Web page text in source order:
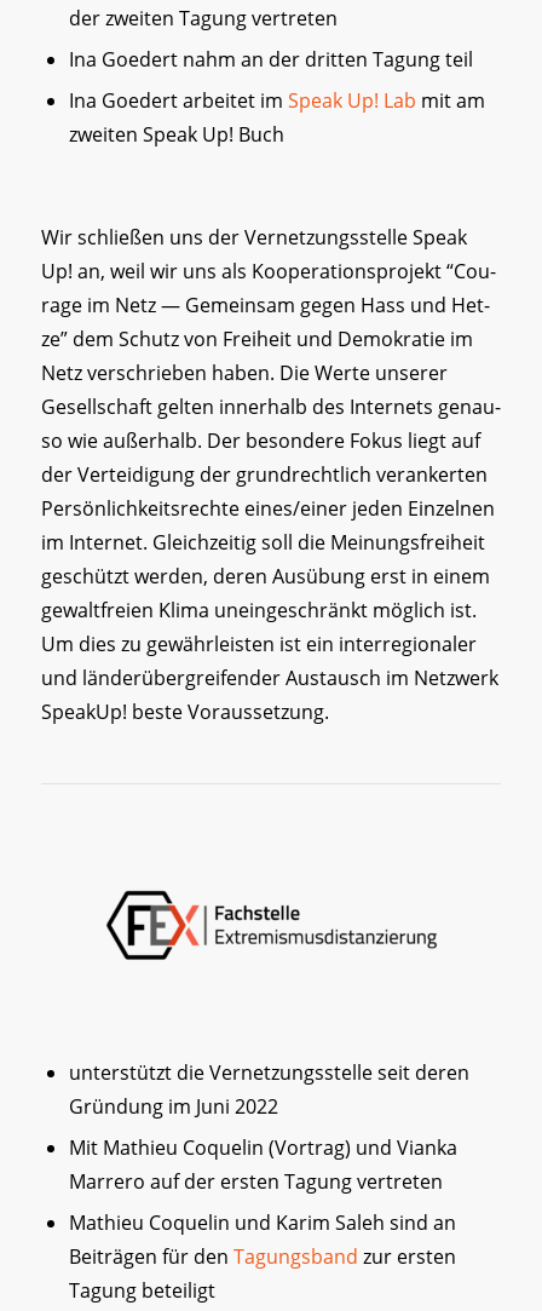
der zweiten Tagung vertreten
Ina Goedert nahm an der dritten Tagung teil
Ina Goedert arbeitet im Speak Up! Lab mit am
zweiten Speak Up! Buch
Wir schließen uns der Vernetzungsstelle Speak
Up! an, weil wir uns als Koope­ra­ti­ons­pro­jekt “Cou­
ra­ge im Netz — Gemein­sam gegen Hass und Het­
ze” dem Schutz von Frei­heit und Demo­kra­tie im
Netz ver­schrie­ben haben. Die Wer­te unse­rer
Gesell­schaft gel­ten inner­halb des Inter­nets genau­
so wie außer­halb. Der besondere Fokus liegt auf
der Verteidigung der grundrechtlich verankerten
Persönlichkeitsrechte eines/einer jeden Einzelnen
im Internet. Gleichzeitig soll die Meinungsfreiheit
geschützt werden, deren Ausübung erst in einem
gewaltfreien Klima uneingeschränkt möglich ist.
Um dies zu gewährleisten ist ein interregionaler
und länderübergreifender Austausch im Netzwerk
SpeakUp! beste Voraussetzung.
unterstützt die Vernetzungsstelle seit deren
Gründung im Juni 2022
Mit Mathieu Coquelin (Vortrag) und Vianka
Marrero auf der ersten Tagung vertreten
Mathieu Coquelin und Karim Saleh sind an
Beiträgen für den Tagungsband zur ersten
Tagung beteiligt